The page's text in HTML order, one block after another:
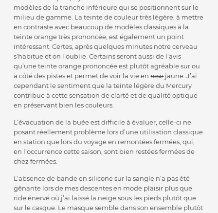
modèles de la tranche inférieure qui se positionnent sur le
milieu de gamme. La teinte de couleur très légère, à mettre
en contraste avec beaucoup de modèles classiques à la
teinte orange très prononcée, est également un point
intéressant. Certes, après quelques minutes notre cerveau
s’habitue et on l’oublie. Certains seront aussi de l’avis
qu’une teinte orange prononcée est plutôt agréable sur ou
à côté des pistes et permet de voir la vie enrosejaune. J’ai
cependant le sentiment que la teinte légère du Mercury
contribue à cette sensation de clarté et de qualité optique
en préservant bien les couleurs.
L’évacuation de la buée est difficile à évaluer, celle-ci ne
posant réellement problème lors d’une utilisation classique
en station que lors du voyage en remontées fermées, qui,
en l’occurrence cette saison, sont bien restées fermées de
chez fermées.
L’absence de bande en silicone sur la sangle n’a pas été
gênante lors de mes descentes en mode plaisir plus que
ride énervé où j’ai laissé la neige sous les pieds plutôt que
sur le casque. Le masque semble dans son ensemble plutôt